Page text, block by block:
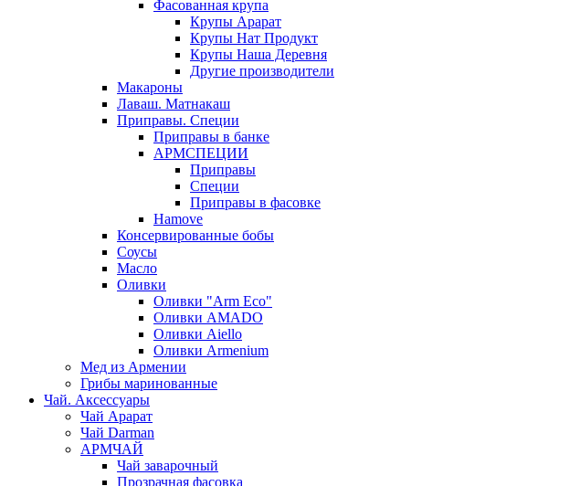
Фасованная крупа
Крупы Арарат
Крупы Нат Продукт
Крупы Наша Деревня
Другие производители
Макароны
Лаваш. Матнакаш
Приправы. Специи
Приправы в банке
АРМСПЕЦИИ
Приправы
Специи
Приправы в фасовке
Hamove
Консервированные бобы
Соусы
Масло
Оливки
Оливки "Arm Eco"
Оливки AMADO
Оливки Aiello
Оливки Armenium
Мед из Армении
Грибы маринованные
Чай. Аксессуары
Чай Арарат
Чай Darman
АРМЧАЙ
Чай заварочный
Прозрачная фасовка